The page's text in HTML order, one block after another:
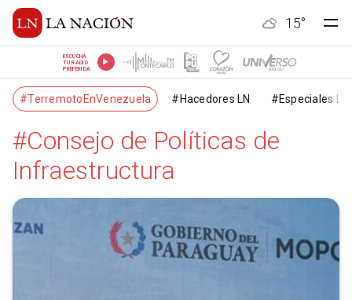
15°
ESCUCHÁ
TU RADIO
PREFERIDA
#TerremotoEnVenezuela #Hacedores LN #Especiales LN
#Consejo de Políticas de
Infraestructura